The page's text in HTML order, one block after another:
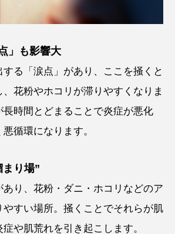
」も影響大
する「涙点」があり、ここを掻くと
花粉やホコリが滞りやすくなりま
時間とどまることで炎症が悪化
循環になります。
まり場”
あり、花粉・ダニ・ホコリなどのア
やすい場所。掻くことでそれらが肌
や肌荒れを引き起こします。